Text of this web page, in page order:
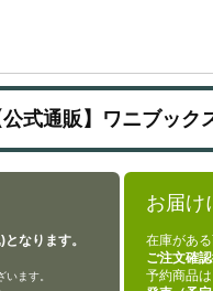
公式通販】ワニブッ
なります。
ます。
お届け
在庫がある
ご注文確
予約商品